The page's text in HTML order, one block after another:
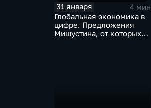
31 января
4 мин
Глобальная экономика в
цифре. Предложения
Мишустина, от которых